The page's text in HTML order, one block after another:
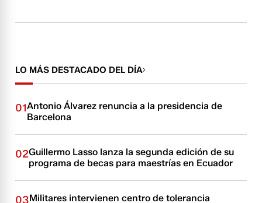
LO MÁS DESTACADO DEL DÍA
01Antonio Álvarez renuncia a la presidencia de
Barcelona
02Guillermo Lasso lanza la segunda edición de su
programa de becas para maestrías en Ecuador
03Militares intervienen centro de tolerancia